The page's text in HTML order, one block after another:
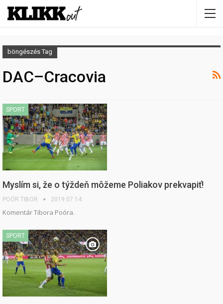
böngészés Tag
DAC–Cracovia
SPORT
Myslím si, že o týždeň môžeme Poliakov prekvapiť!
POÓR TIBOR 2019.07.14.
Komentár Tibora Poóra.
SPORT